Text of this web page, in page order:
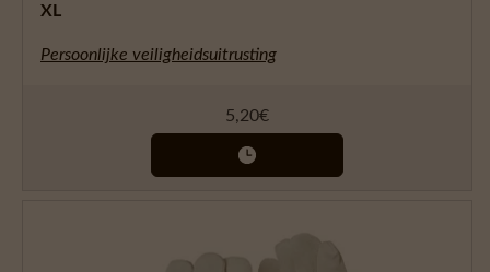
XL
Persoonlijke veiligheidsuitrusting
5,20€